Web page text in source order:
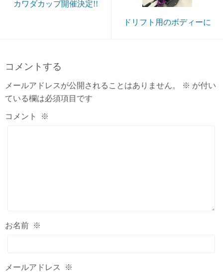
カワダカップ開催決定!!
ドリフト用のボディーに
コメントする
メールアドレスが公開されることはありません。 ※ が付い
ている欄は必須項目です
コメント ※
お名前 ※
メールアドレス ※